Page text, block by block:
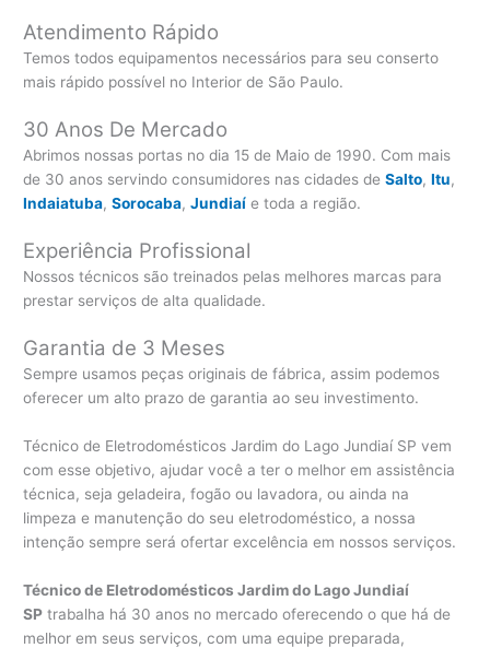
Atendimento Rápido
Temos todos equipamentos necessários para seu conserto
mais rápido possível no Interior de São Paulo.
30 Anos De Mercado
Abrimos nossas portas no dia 15 de Maio de 1990. Com mais
de 30 anos servindo consumidores nas cidades deSalto,Itu,
Indaiatuba,Sorocaba,Jundiaí e toda a região.
Experiência Profissional
Nossos técnicos são treinados pelas melhores marcas para
prestar serviços de alta qualidade.
Garantia de 3 Meses
Sempre usamos peças originais de fábrica, assim podemos
oferecer um alto prazo de garantia ao seu investimento.
Técnico de Eletrodomésticos Jardim do Lago Jundiaí SP vem
com esse objetivo, ajudar você a ter o melhor em assistência
técnica, seja geladeira, fogão ou lavadora, ou ainda na
limpeza e manutenção do seu eletrodoméstico, a nossa
intenção sempre será ofertar excelência em nossos serviços.
Técnico de Eletrodomésticos Jardim do Lago Jundiaí
SP trabalha há 30 anos no mercado oferecendo o que há de
melhor em seus serviços, com uma equipe preparada,